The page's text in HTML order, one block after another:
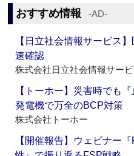
おすすめ情報 ‐AD‐
【日立社会情報サービス
速確認
株式会社日立社会情報サービ
【トーホー】災害時でも
発電機で万全のBCP対策
株式会社トーホー
【開催報告】ウェビナー